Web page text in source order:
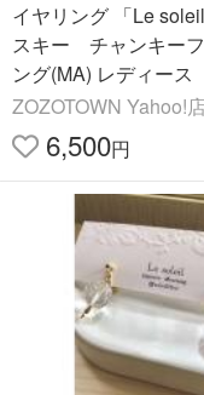
イヤリング 「Le
スキー チャンキー
ング(MA) レディース
ZOZOTOWN Yahoo!
6,500円